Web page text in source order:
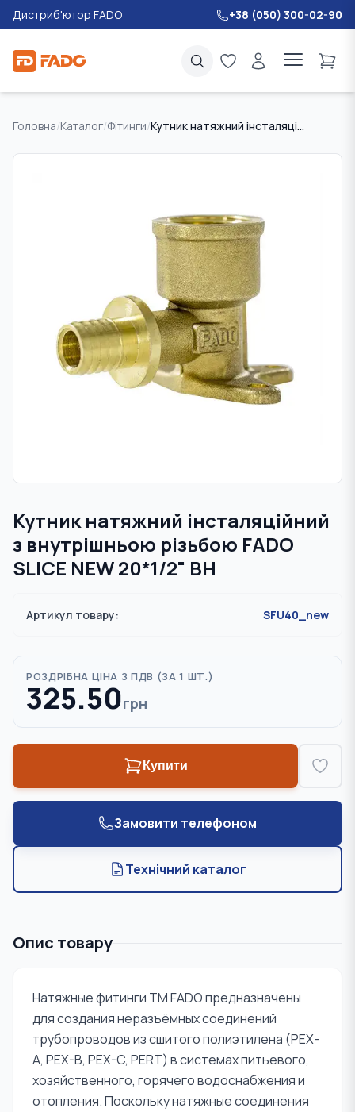
Дистриб'ютор FADO +38 (050) 300-02-90
Головна/Каталог/Фітинги/ Кутник натяжний інсталяційний з внутрішньою різьбою FADO SLICE NEW 20*1/2" ВН
Кутник натяжний інсталяційний
з внутрішньою різьбою FADO
SLICE NEW 20*1/2" ВН
Артикул товару: SFU40_new
РОЗДРІБНА ЦІНА З ПДВ (ЗА 1 ШТ.)
325.50грн
Купити
Замовити телефоном
Технічний каталог
Опис товару
Натяжные фитинги ТМ FADO предназначены
для создания неразъёмных соединений
трубопроводов из сшитого полиэтилена (PEX-
A, PEX-B, PEX-C, PERT) в системах питьевого,
хозяйственного, горячего водоснабжения и
отопления. Поскольку натяжные соединения